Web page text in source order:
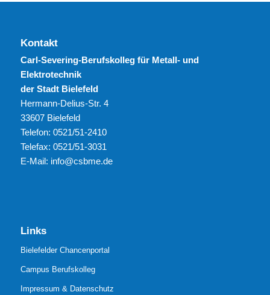
Kontakt
Carl-Severing-Berufskolleg für Metall- und
Elektrotechnik
der Stadt Bielefeld
Hermann-Delius-Str. 4
33607 Bielefeld
Telefon: 0521/51-2410
Telefax: 0521/51-3031
E-Mail: info@csbme.de
Links
Bielefelder Chancenportal
Campus Berufskolleg
Impressum & Datenschutz